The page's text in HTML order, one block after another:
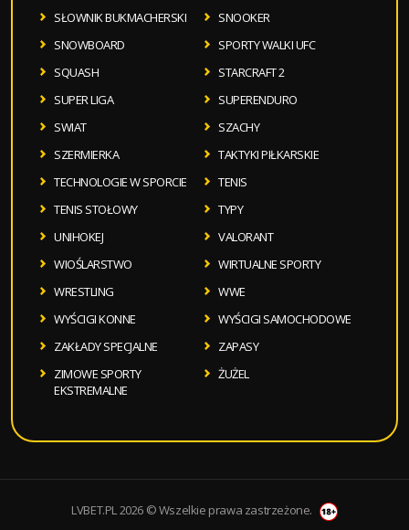
SŁOWNIK BUKMACHERSKI
SNOOKER
SNOWBOARD
SPORTY WALKI UFC
SQUASH
STARCRAFT 2
SUPER LIGA
SUPERENDURO
SWIAT
SZACHY
SZERMIERKA
TAKTYKI PIŁKARSKIE
TECHNOLOGIE W SPORCIE
TENIS
TENIS STOŁOWY
TYPY
UNIHOKEJ
VALORANT
WIOŚLARSTWO
WIRTUALNE SPORTY
WRESTLING
WWE
WYŚCIGI KONNE
WYŚCIGI SAMOCHODOWE
ZAKŁADY SPECJALNE
ZAPASY
ZIMOWE SPORTY
EKSTREMALNE
ŻUŻEL
LVBET.PL 2026 © Wszelkie prawa zastrzeżone.